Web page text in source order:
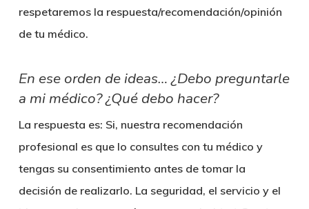
respetaremos la respuesta/recomendación/opinión
de tu médico.
En ese orden de ideas… ¿Debo preguntarle
a mi médico? ¿Qué debo hacer?
La respuesta es: Si, nuestra recomendación
profesional es que lo consultes con tu médico y
tengas su consentimiento antes de tomar la
decisión de realizarlo. La seguridad, el servicio y el